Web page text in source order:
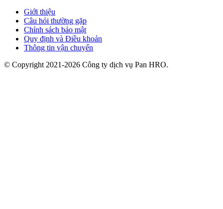
Giới thiệu
Câu hỏi thường gặp
Chính sách bảo mật
Quy định và Điều khoản
Thông tin vận chuyển
© Copyright 2021-2026 Công ty dịch vụ Pan HRO.